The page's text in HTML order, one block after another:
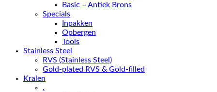
Basic – Antiek Brons
Specials
Inpakken
Opbergen
Tools
Stainless Steel
RVS (Stainless Steel)
Gold-plated RVS & Gold-filled
Kralen
.